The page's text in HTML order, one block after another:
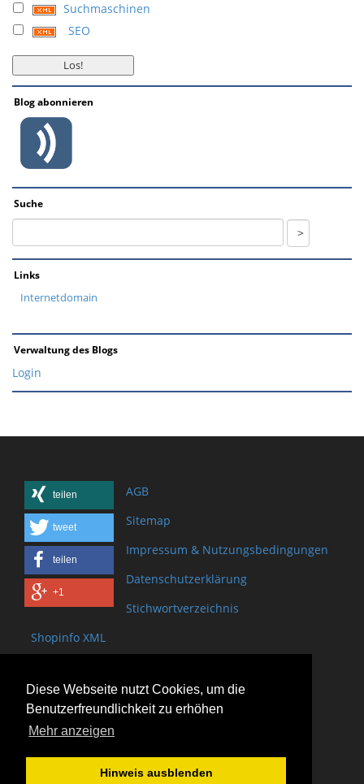
Diese Webseite nutzt Cookies, um die
Benutzerfreundlichkeit zu erhöhen
Mehr anzeigen
Hinweis ausblenden
Suchmaschinen
SEO
Blog abonnieren
Suche
Links
Internetdomain
Verwaltung des Blogs
Login
teilen
tweet
teilen
+1
AGB
Sitemap
Impressum & Nutzungsbedingungen
Datenschutzerklärung
Stichwortverzeichnis
Shopinfo XML
Bischof-Brand Straße 2
61440 Oberursel
(+49) 6171 - 98 11 80
(+49) 6171 - 98 28 10